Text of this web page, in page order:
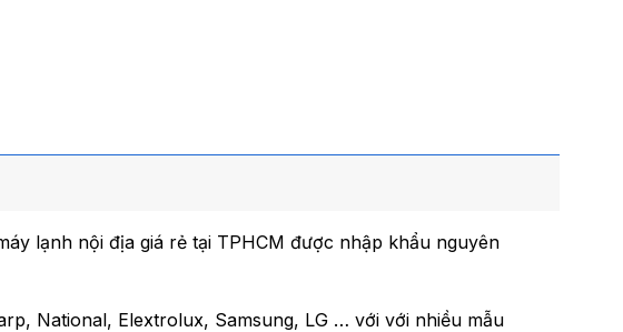
lạnh nội địa giá rẻ tại TPHCM được nhập khẩu nguyên
National, Elextrolux, Samsung, LG … với với nhiều mẫu